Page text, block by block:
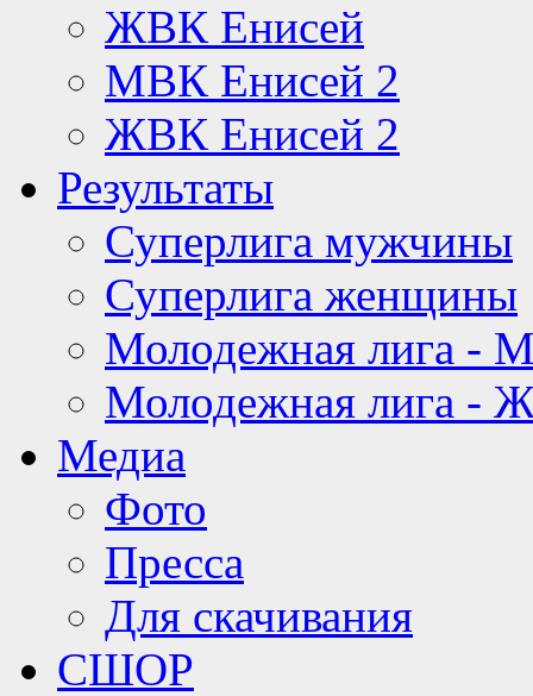
ЖВК Енисей
МВК Енисей 2
ЖВК Енисей 2
Результаты
Суперлига мужчины
Суперлига женщины
Молодежная лига -
Молодежная лига -
Медиа
Фото
Пресса
Для скачивания
СШОР